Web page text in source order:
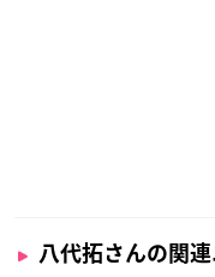
八代拓さんの関